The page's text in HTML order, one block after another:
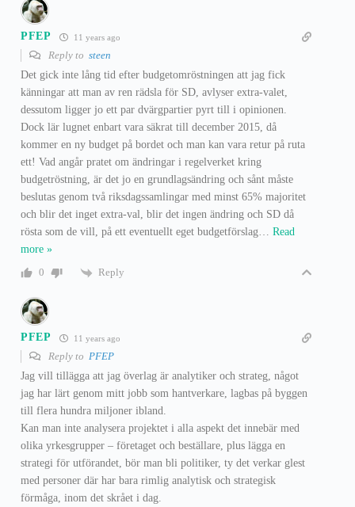
PFEP 11 years ago
Reply to steen
Det gick inte lång tid efter budgetomröstningen att jag fick
känningar att man av ren rädsla för SD, avlyser extra-valet,
dessutom ligger jo ett par dvärgpartier pyrt till i opinionen.
Dock lär lugnet enbart vara säkrat till december 2015, då
kommer en ny budget på bordet och man kan vara retur på ruta
ett! Vad angår pratet om ändringar i regelverket kring
budgetröstning, är det jo en grundlagsändring och sånt måste
beslutas genom två riksdagssamlingar med minst 65% majoritet
och blir det inget extra-val, blir det ingen ändring och SD då
rösta som de vill, på ett eventuellt eget budgetförslag
Read
more »
0
Reply
PFEP 11 years ago
Reply to PFEP
Jag vill tillägga att jag överlag är analytiker och strateg, något
jag har lärt genom mitt jobb som hantverkare, lagbas på byggen
till flera hundra miljoner ibland.
Kan man inte analysera projektet i alla aspekt det innebär med
olika yrkesgrupper – företaget och beställare, plus lägga en
strategi för utförandet, bör man bli politiker, ty det verkar glest
med personer där har bara rimlig analytisk och strategisk
förmåga, inom det skrået i dag.